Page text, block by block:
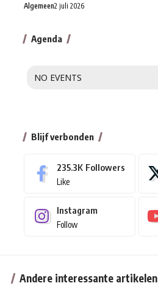
Algemeen2 juli 2026
Agenda
NO EVENTS
Blijf verbonden
235.3K Followers
Like
Instagram
Follow
Andere interessante artikelen